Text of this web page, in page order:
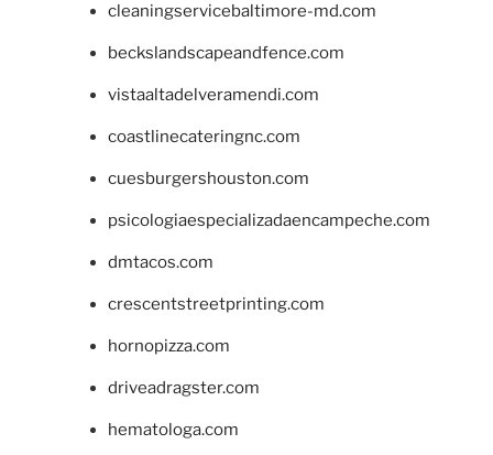
cleaningservicebaltimore-md.com
beckslandscapeandfence.com
vistaaltadelveramendi.com
coastlinecateringnc.com
cuesburgershouston.com
psicologiaespecializadaencampeche.com
dmtacos.com
crescentstreetprinting.com
hornopizza.com
driveadragster.com
hematologa.com